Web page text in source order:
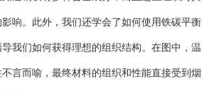
响。此外，我们还学会了如何使用铁碳平衡
我们如何获得理想的组织结构。在图中，温
言而喻，最终材料的组织和性能直接受到烟